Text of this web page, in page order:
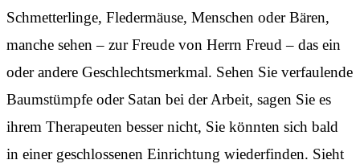
Schmetterlinge, Fledermäuse, Menschen oder Bären,
manche sehen – zur Freude von Herrn Freud – das ein
oder andere Geschlechtsmerkmal. Sehen Sie verfaulende
Baumstümpfe oder Satan bei der Arbeit, sagen Sie es
ihrem Therapeuten besser nicht, Sie könnten sich bald
in einer geschlossenen Einrichtung wiederfinden. Sieht